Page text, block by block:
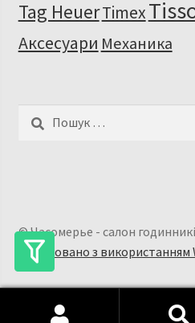
Tag HeuerTimex
Аксесуари Механика
© Часомерье - салон
Побудовано з